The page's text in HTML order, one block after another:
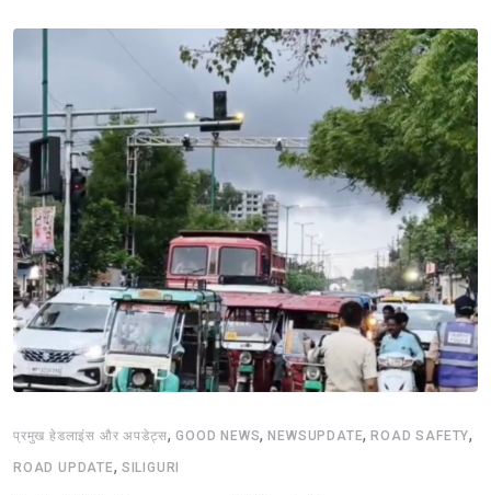
प्रमुख हेडलाइंस और अपडेट्स,GOOD NEWS,NEWSUPDATE,ROAD SAFETY,
ROAD UPDATE, SILIGURI